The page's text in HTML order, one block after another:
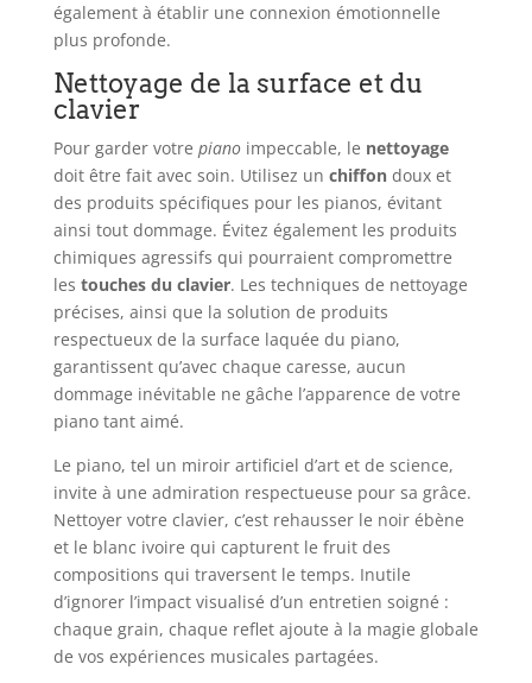
également à établir une connexion émotionnelle
plus profonde.
Nettoyage de la surface et du
clavier
Pour garder votre pianoimpeccable, le nettoyage
doit être fait avec soin. Utilisez un chiffondoux et
des produits spécifiques pour les pianos, évitant
ainsi tout dommage. Évitez également les produits
chimiques agressifs qui pourraient compromettre
les touches du clavier. Les techniques de nettoyage
précises, ainsi que la solution de produits
respectueux de la surface laquée du piano,
garantissent qu’avec chaque caresse, aucun
dommage inévitable ne gâche l’apparence de votre
piano tant aimé.
Le piano, tel un miroir artificiel d’art et de science,
invite à une admiration respectueuse pour sa grâce.
Nettoyer votre clavier, c’est rehausser le noir ébène
et le blanc ivoire qui capturent le fruit des
compositions qui traversent le temps. Inutile
d’ignorer l’impact visualisé d’un entretien soigné :
chaque grain, chaque reflet ajoute à la magie globale
de vos expériences musicales partagées.